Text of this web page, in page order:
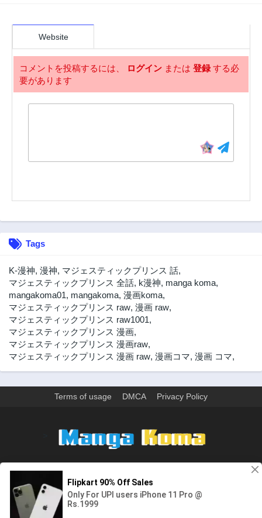
第58話
2年前 2年前
第54話
第44話
2年前
第42話
2年前
第41話
2年前
第40話
2年前
第39話
2年前
第38話
2年前
第36話
2年前
第36.5話
2年前
第35話 第34話
2年前
2年前
2年前 2年前
2年前
第28話
2年前
第27話
Website
コメントを投稿するには、 ログイン または 登録する必
要があります
Tags
K-漫神, 漫神, マジェスティックプリンス 話,
マジェスティックプリンス 全話, k漫神, manga koma,
mangakoma01, mangakoma, 漫画koma,
マジェスティックプリンス raw, 漫画 raw,
マジェスティックプリンス raw1001,
マジェスティックプリンス 漫画,
マジェスティックプリンス 漫画raw,
マジェスティックプリンス 漫画 raw, 漫画コマ, 漫画 コマ,
Terms of usage DMCA Privacy Policy
ウェブサイト上のすべての情報と画像は、インターネット上で収集されま
す。 このウェブサイトの情報については、所有していないか、責任を負いま
せん。 個人や組織に影響を与える場合は、必要に応じて、すぐに検討して削
除します。